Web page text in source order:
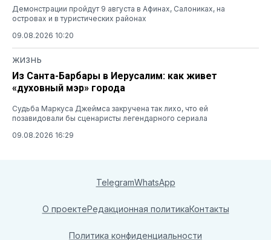
Демонстрации пройдут 9 августа в Афинах, Салониках, на
островах и в туристических районах
09.08.2026 10:20
ЖИЗНЬ
Из Санта-Барбары в Иерусалим: как живет
«духовный мэр» города
Судьба Маркуса Джеймса закручена так лихо, что ей
позавидовали бы сценаристы легендарного сериала
09.08.2026 16:29
TelegramWhatsApp
О проектеРедакционная политикаКонтакты
Политика конфиденциальности